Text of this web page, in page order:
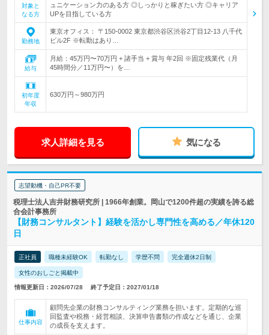
対象と
なる方
ュニケーション力のある方 ◎しっかりと稼ぎたい方 ◎キャリア
UPを目指している方
勤務地
東京オフィス： 〒150-0002 東京都渋谷区渋谷2丁目12-13 八千代
ビル2F ※転勤はあり…
給与
月給：45万円〜70万円 + 諸手当 + 賞与 年2回 ※固定残業代（月
45時間分／11万円〜）を…
初年度
年収
630万円～980万円
求人詳細を見る 気になる
志望動機・自己PR不要
税理士法人吉井財務研究所 | 1966年創業。岡山で1200件超の実績を誇る総
合会計事務所
【財務コンサルタント】経験を活かし専門性を高める／年休120
日
正社員 職種未経験OK 転勤なし 学歴不問 完全週休2日制
女性のおしごと掲載中
情報更新日：2026/07/28 終了予定日：2027/01/18
仕事内容
顧問先企業の財務コンサルティング業務を担います。定期的な巡
回監査や税務・経営相談、決算申告書類の作成などを通じ、企業
の成長を支えます。